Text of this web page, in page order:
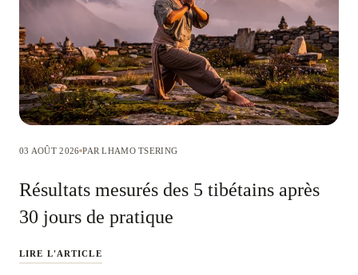
03 AOÛT 2026 PAR LHAMO TSERING
Résultats mesurés des 5 tibétains après
30 jours de pratique
LIRE L'ARTICLE